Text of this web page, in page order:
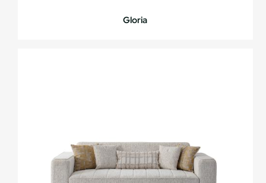
Gloria